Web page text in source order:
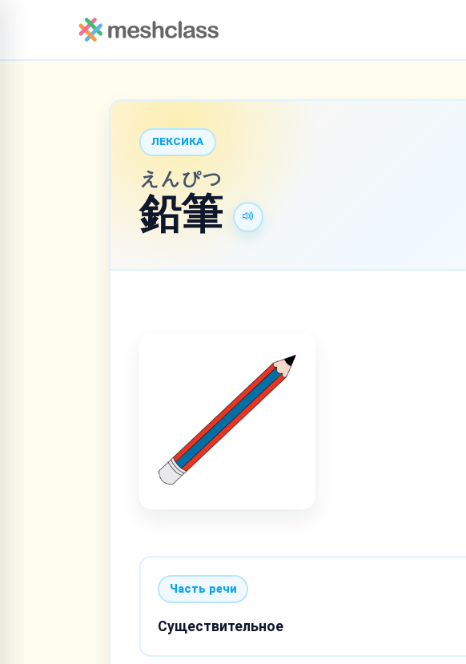
ЛЕКСИКА
鉛筆
えんぴつ
Часть речи
Существительное